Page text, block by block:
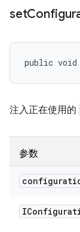
set
public void
注入正在使用的
参数